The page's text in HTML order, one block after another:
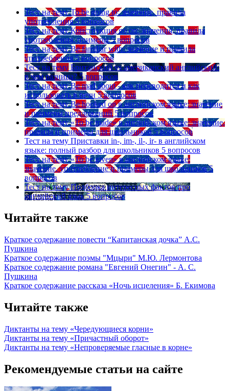
Тест на тему To be going to: значение, правила
употребления 5 вопросов
Тест на тему Конструкция go on: значения, правила
употребления, примеры 5 вопросов
Тест на тему Be familiar with: значение и правила
употребления 5 вопросов
Тест на тему Британский vs американский английский:
в чем разница? 5 вопросов
Тест на тему Be mad about - как переводится и как
использовать в речи 5 вопросов
Тест на тему Be hooked on в английском языке: значение
и примеры предложений 5 вопросов
Тест на тему «To be made» в английском языке: значение,
правила и примеры для школьников 5 вопросов
Тест на тему Приставки in-, im-, il-, ir- в английском
языке: полный разбор для школьников 5 вопросов
Тест на тему «To be given» в английском языке:
значение, употребление и примеры для школьников 5
вопросов
Тест на тему Подборка интересных фактов про
английский язык 5 вопросов
Читайте также
Краткое содержание повести “Капитанская дочка” А.С.
Пушкина
Краткое содержание поэмы "Мцыри" М.Ю. Лермонтова
Краткое содержание романа "Евгений Онегин" - А. С.
Пушкина
Краткое содержание рассказа «Ночь исцеления» Б. Екимова
Читайте также
Диктанты на тему «Чередующиеся корни»
Диктанты на тему «Причастный оборот»
Диктанты на тему «Непроверяемые гласные в корне»
Рекомендуемые статьи на сайте